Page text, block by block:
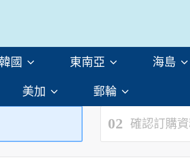
國 東南亞 海島
美加 郵輪
02 確認訂購